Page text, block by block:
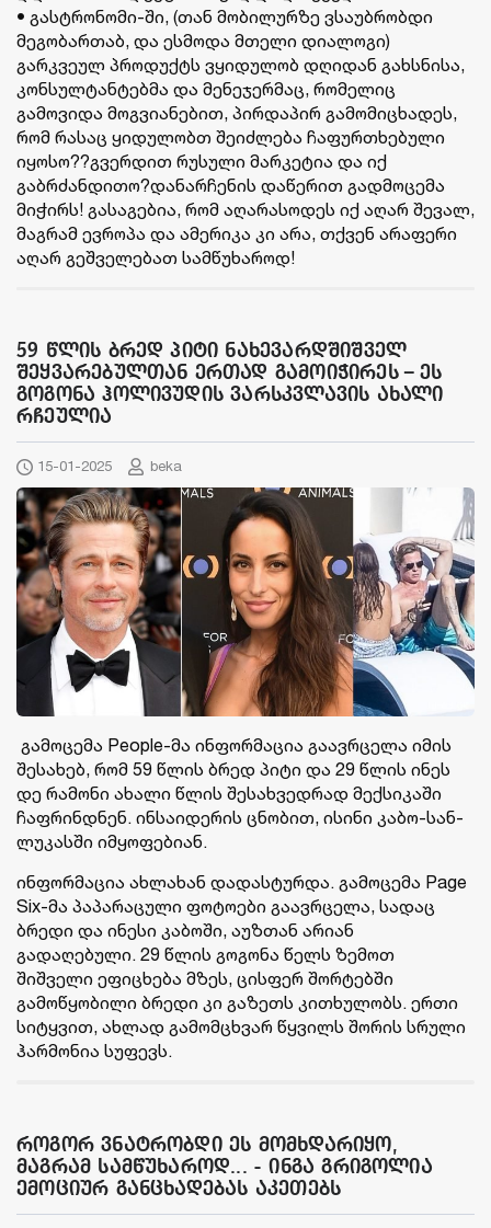
• გასტრონომი-ში, (თან მობილურზე ვსაუბრობდი
მეგობართაბ, და ესმოდა მთელი დიალოგი)
გარკვეულ პროდუქტს ვყიდულობ დღიდან გახსნისა,
კონსულტანტებმა და მენეჯერმაც, რომელიც
გამოვიდა მოგვიანებით, პირდაპირ გამომიცხადეს,
რომ რასაც ყიდულობთ შეიძლება ჩაფურთხებული
იყოსო??გვერდით რუსული მარკეტია და იქ
გაბრძანდითო?დანარჩენის დაწერით გადმოცემა
მიჭირს! გასაგებია, რომ აღარასოდეს იქ აღარ შევალ,
მაგრამ ევროპა და ამერიკა კი არა, თქვენ არაფერი
აღარ გეშველებათ სამწუხაროდ!
59 წლის ბრედ პიტი ნახევარდშიშველ
შეყვარებულთან ერთად გამოიჭირეს – ეს
გოგონა ჰოლივუდის ვარსკვლავის ახალი
რჩეულია
15-01-2025 beka
გამოცემა People-მა ინფორმაცია გაავრცელა იმის
შესახებ, რომ 59 წლის ბრედ პიტი და 29 წლის ინეს
დე რამონი ახალი წლის შესახვედრად მექსიკაში
ჩაფრინდნენ. ინსაიდერის ცნობით, ისინი კაბო-სან-
ლუკასში იმყოფებიან.
ინფორმაცია ახლახან დადასტურდა. გამოცემა Page
Six-მა პაპარაცული ფოტოები გაავრცელა, სადაც
ბრედი და ინესი კაბოში, აუზთან არიან
გადაღებული. 29 წლის გოგონა წელს ზემოთ
შიშველი ეფიცხება მზეს, ცისფერ შორტებში
გამოწყობილი ბრედი კი გაზეთს კითხულობს. ერთი
სიტყვით, ახლად გამომცხვარ წყვილს შორის სრული
ჰარმონია სუფევს.
როგორ ვნატრობდი ეს მომხდარიყო,
მაგრამ სამწუხაროდ... - ინგა გრიგოლია
ემოციურ განცხადებას აკეთებს